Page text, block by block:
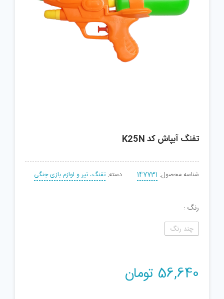
تفنگ آبپاش کد K25N
شناسه محصول: 147731 دسته: تفنگ، تیر و لوازم بازی جنگی
رنگ
چند رنگ
56,640 تومان